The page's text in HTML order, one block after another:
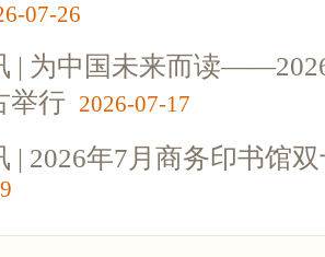
07-26
| 为中国未来而读
举行 2026-07-17
| 2026年7月商务印书馆